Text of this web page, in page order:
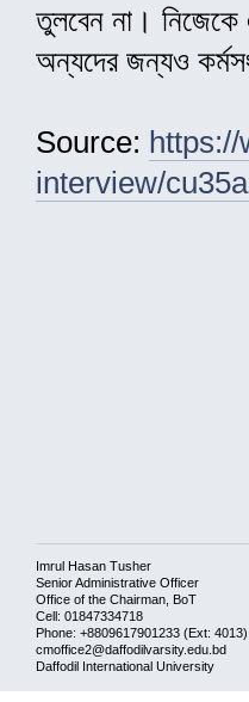
তুলবেন না।
অন্যদের জন্যও
Source:
interview/
Imrul Hasan Tusher
Senior Administrative Officer
Office of the Chairman, BoT
Cell: 01847334718
Phone: +8809617901233 (Ext: 4013)
cmoffice2@daffodilvarsity.edu.bd
Daffodil International University